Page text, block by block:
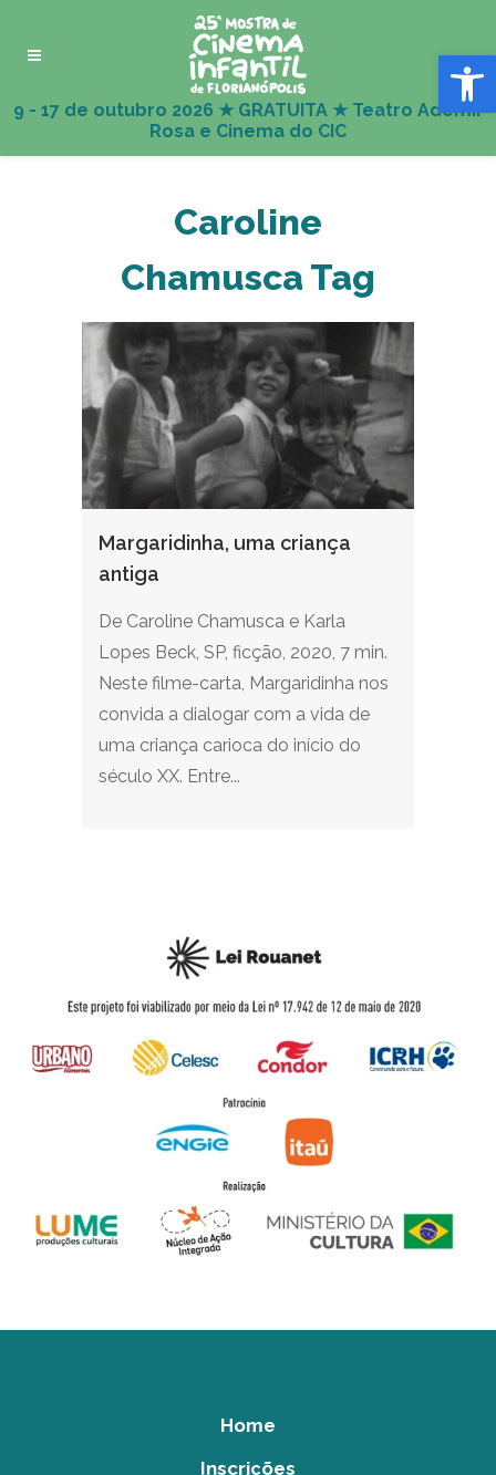
Abrir
Caroline
Chamusca Tag
Margaridinha, uma criança
antiga
De Caroline Chamusca e Karla
Lopes Beck, SP, ficção, 2020, 7 min.
Neste filme-carta, Margaridinha nos
convida a dialogar com a vida de
uma criança carioca do início do
século XX. Entre...
Home
Inscrições